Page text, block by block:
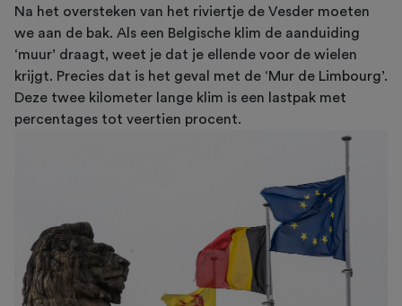
Na het oversteken van het riviertje de Vesder moeten
we aan de bak. Als een Belgische klim de aanduiding
‘muur’ draagt, weet je dat je ellende voor de wielen
krijgt. Precies dat is het geval met de ‘Mur de Limbourg’.
Deze twee kilometer lange klim is een lastpak met
percentages tot veertien procent.